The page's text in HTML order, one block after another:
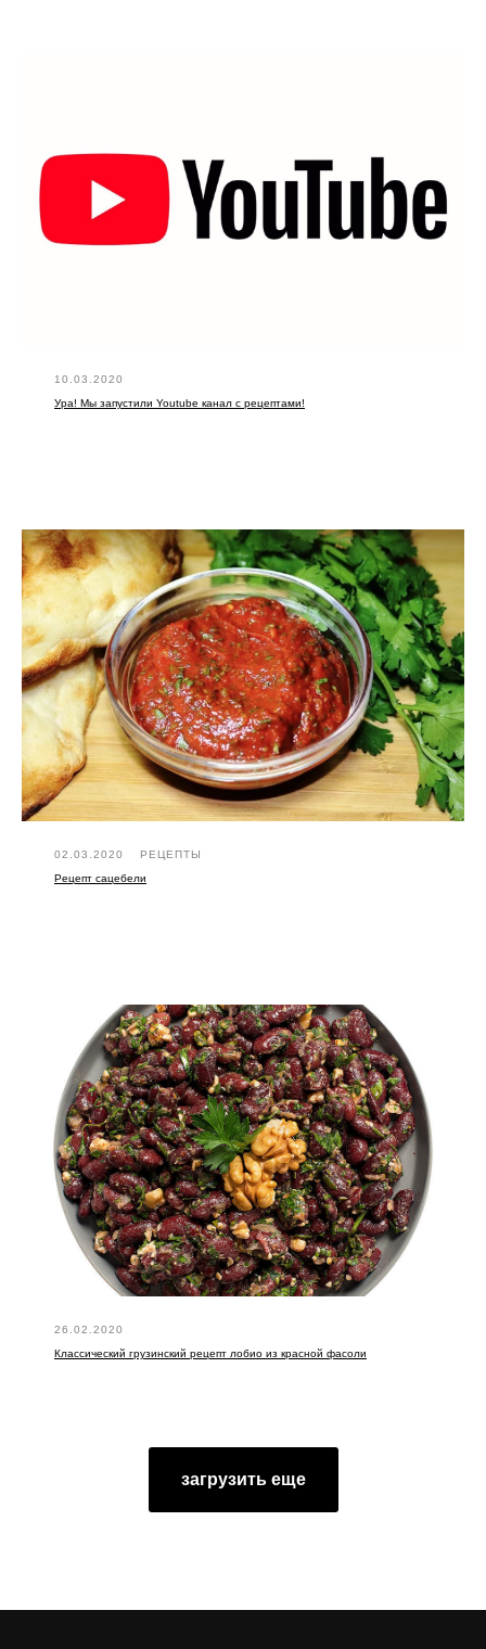
10.03.2020
Ура! Мы запустили Youtube канал с рецептами!
02.03.2020
РЕЦЕПТЫ
Рецепт сацебели
26.02.2020
Классический грузинский рецепт лобио из красной фасоли
загрузить еще